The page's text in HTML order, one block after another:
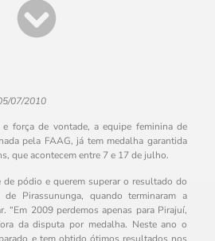
07/2010
força de vontade, a equipe feminina de
pela FAAG, já tem medalha garantida
que acontecem entre 7 e 17 de julho.
pódio e querem superar o resultado do
Pirassununga, quando terminaram a
“Em 2009 perdemos apenas para Pirajuí,
da disputa por medalha. Neste ano o
e tem obtido ótimos resultados nos